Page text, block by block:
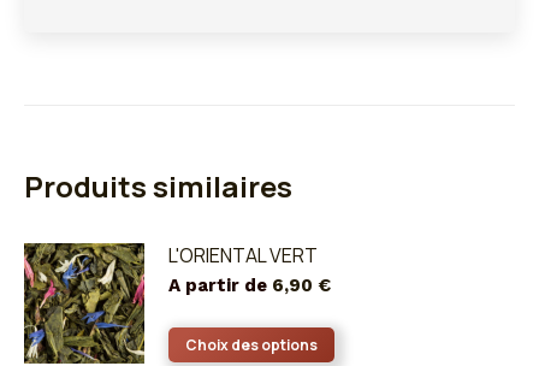
Produits similaires
L'ORIENTAL VERT
A partir de 6,90 €
Choix des options